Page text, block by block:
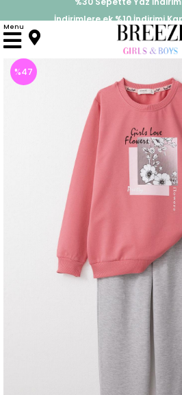
%30 Sepette Yaz
İndirimlere ek %10 İndirimi
Menu
Anasayfa Takımlar Eşofman
%47